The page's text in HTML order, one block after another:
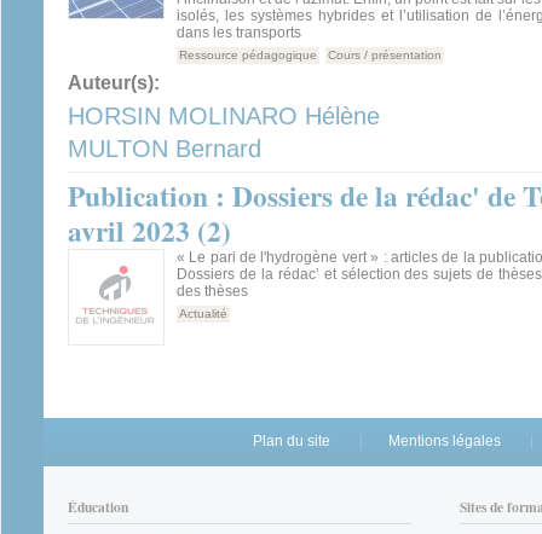
isolés, les systèmes hybrides et l’utilisation de
dans les transports
Ressource pédagogique Cours / présentation
Auteur(s):
HORSIN MOLINARO Hélène
MULTON Bernard
Publication : Dossiers de la rédac' de
avril 2023 (2)
« Le pari de l'hydrogène vert » : articles de la
Dossiers de la rédac’ et sélection des sujets de
des thèses
Actualité
Plan du site Mentions légales
Éducation Sites de